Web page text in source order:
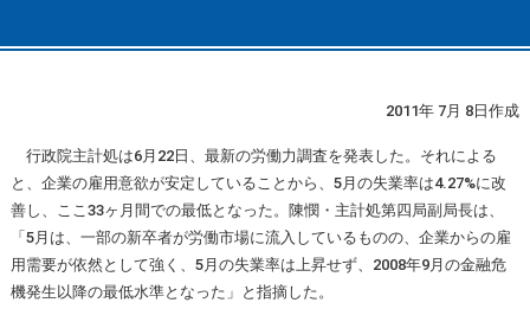
2011年 7月 8日作成
行政院主計処は6月22日、最新の労働力調査を発表した。それによる
と、企業の雇用意欲が安定していることから、5月の失業率は4.27%に改
善し、ここ33ヶ月間での最低となった。陳憫・主計処第四局副局長は、
「5月は、一部の新卒者が労働市場に流入しているものの、企業からの雇
用需要が依然として強く、5月の失業率は上昇せず、2008年9月の金融危
機発生以降の最低水準となった」と指摘した。